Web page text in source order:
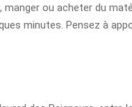
ou acheter du
minutes. Pensez à